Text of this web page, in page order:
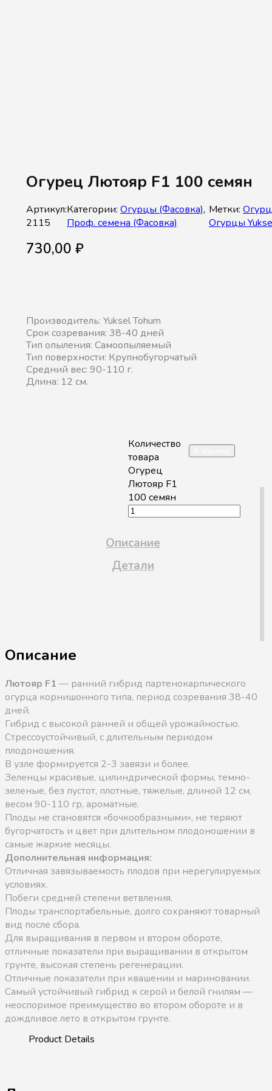
Огурец Лютояр F1 100 семян
730,00 ₽
Производитель: Yuksel Tohum
Срок созревания: 38-40 дней
Тип опыления: Самоопыляемый
Тип поверхности: Крупнобугорчатый
Средний вес: 90-110 г.
Длина: 12 см.
Количество
товара
Огурец
Лютояр F1
100 семян
Артикул:
2115
Категории: Огурцы (Фасовка),
Проф. семена (Фасовка)
Метки:
Огурцы
Описание
Детали
Описание
Лютояр F1 — ранний гибрид партенокарпического
огурца корнишонного типа, период созревания 38-40
дней.
Гибрид с высокой ранней и общей урожайностью.
Cтрессоустойчивый, с длительным периодом
плодоношения.
В узле формируется 2-3 завязи и более.
Зеленцы красивые, цилиндрической формы, темно-
зеленые, без пустот, плотные, тяжелые, длиной 12 см,
весом 90-110 гр, ароматные.
Плоды не становятся «бочкообразными», не теряют
бугорчатость и цвет при длительном плодоношении в
самые жаркие месяцы.
Дополнительная информация:
Отличная завязываемость плодов при нерегулируемых
условиях.
Побеги средней степени ветвления.
Плоды транспортабельные, долго сохраняют товарный
вид после сбора.
Для выращивания в первом и втором обороте,
отличные показатели при выращивании в открытом
грунте, высокая степень регенерации.
Отличные показатели при квашении и мариновании.
Самый устойчивый гибрид к серой и белой гнилям —
неоспоримое преимущество во втором обороте и в
дождливое лето в открытом грунте.